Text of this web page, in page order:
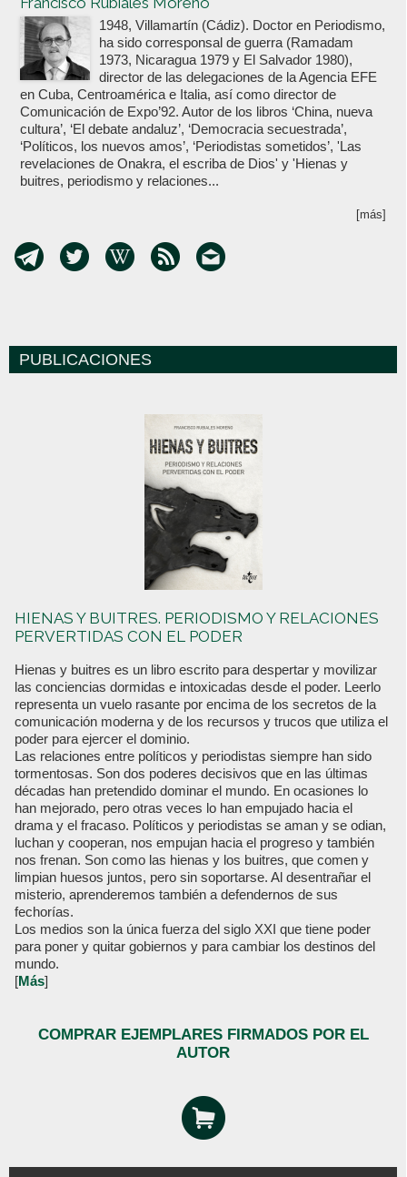
1948, Villamartín (Cádiz). Doctor en Periodismo,
ha sido corresponsal de guerra (Ramadam
1973, Nicaragua 1979 y El Salvador 1980),
director de las delegaciones de la Agencia EFE
en Cuba, Centroamérica e Italia, así como director de
Comunicación de Expo’92. Autor de los libros ‘China, nueva
cultura’, ‘El debate andaluz’, ‘Democracia secuestrada’,
‘Políticos, los nuevos amos’, ‘Periodistas sometidos’, 'Las
revelaciones de Onakra, el escriba de Dios' y 'Hienas y
buitres, periodismo y relaciones...
[más]
PUBLICACIONES
HIENAS Y BUITRES. PERIODISMO Y RELACIONES
PERVERTIDAS CON EL PODER
Hienas y buitres es un libro escrito para despertar y movilizar
las conciencias dormidas e intoxicadas desde el poder. Leerlo
representa un vuelo rasante por encima de los secretos de la
comunicación moderna y de los recursos y trucos que utiliza el
poder para ejercer el dominio.
Las relaciones entre políticos y periodistas siempre han sido
tormentosas. Son dos poderes decisivos que en las últimas
décadas han pretendido dominar el mundo. En ocasiones lo
han mejorado, pero otras veces lo han empujado hacia el
drama y el fracaso. Políticos y periodistas se aman y se odian,
luchan y cooperan, nos empujan hacia el progreso y también
nos frenan. Son como las hienas y los buitres, que comen y
limpian huesos juntos, pero sin soportarse. Al desentrañar el
misterio, aprenderemos también a defendernos de sus
fechorías.
Los medios son la única fuerza del siglo XXI que tiene poder
para poner y quitar gobiernos y para cambiar los destinos del
mundo.
[Más]
COMPRAR EJEMPLARES FIRMADOS POR EL
AUTOR